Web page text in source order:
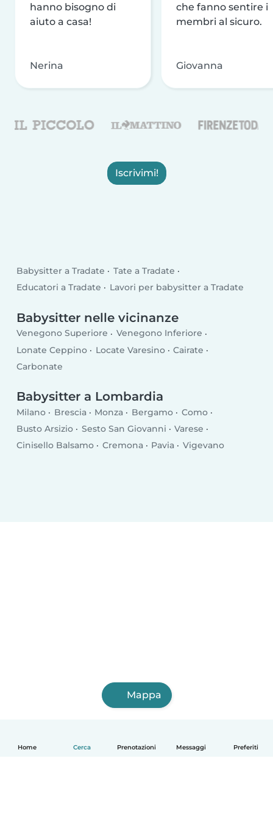
Home Cerca Prenotazioni Messaggi Preferiti
hanno bisogno di
aiuto a casa!
Nerina
che fanno sentire i
membri al sicuro.
Giovanna
Iscrivimi!
Babysitter a Tradate
Tate a Tradate
Educatori a Tradate
Lavori per babysitter a Tradate
Babysitter nelle vicinanze
Venegono Superiore
Venegono Inferiore
Lonate Ceppino
Locate Varesino
Cairate
Carbonate
Babysitter a Lombardia
Milano Brescia Monza Bergamo
Como
Busto Arsizio
Sesto San Giovanni
Varese
Cinisello Balsamo
Cremona Pavia Vigevano
Mappa